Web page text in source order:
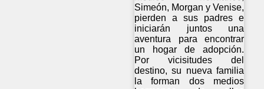
Simeón, Morgan y Venise,
pierden a sus padres e
iniciarán juntos una
aventura para encontrar
un hogar de adopción.
Por vicisitudes del
destino, su nueva familia
la forman dos medios